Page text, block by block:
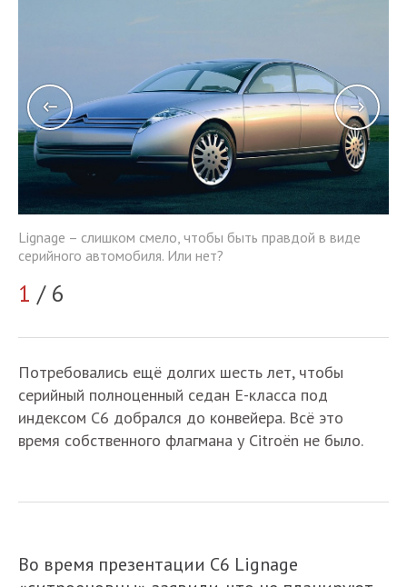
Lignage – слишком смело, чтобы быть правдой в виде
серийного автомобиля. Или нет?
1 / 6
Потребовались ещё долгих шесть лет, чтобы
серийный полноценный седан Е-класса под
индексом С6 добрался до конвейера. Всё это
время собственного флагмана у Citroёn не было.
Во время презентации C6 Lignage